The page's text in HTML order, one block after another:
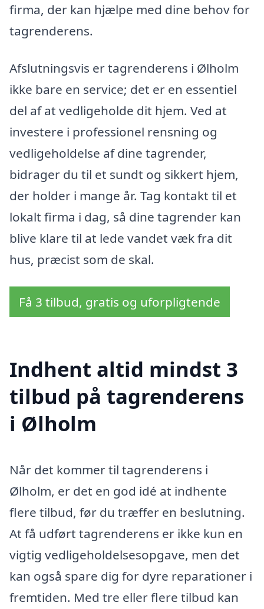
firma, der kan hjælpe med dine behov for
tagrenderens.
Afslutningsvis er tagrenderens i Ølholm
ikke bare en service; det er en essentiel
del af at vedligeholde dit hjem. Ved at
investere i professionel rensning og
vedligeholdelse af dine tagrender,
bidrager du til et sundt og sikkert hjem,
der holder i mange år. Tag kontakt til et
lokalt firma i dag, så dine tagrender kan
blive klare til at lede vandet væk fra dit
hus, præcist som de skal.
Få 3 tilbud, gratis og uforpligtende
Indhent altid mindst 3
tilbud på tagrenderens
i Ølholm
Når det kommer til tagrenderens i
Ølholm, er det en god idé at indhente
flere tilbud, før du træffer en beslutning.
At få udført tagrenderens er ikke kun en
vigtig vedligeholdelsesopgave, men det
kan også spare dig for dyre reparationer i
fremtiden. Med tre eller flere tilbud kan